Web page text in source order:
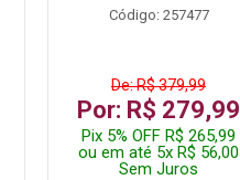
Código: 257477
De: R$ 379,99
Por: R$ 279,99
Pix 5% OFF R$ 265,99
ou em até 5x R$ 56,00
Sem Juros